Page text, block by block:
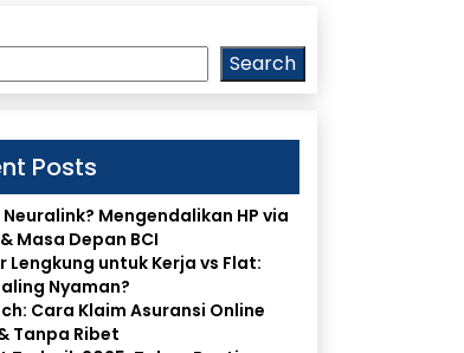
Search
Posts
Mengendalikan HP via
Masa Depan BCI
Lengkung untuk Kerja vs Flat:
Nyaman?
Cara Klaim Asuransi Online
Tanpa Ribet